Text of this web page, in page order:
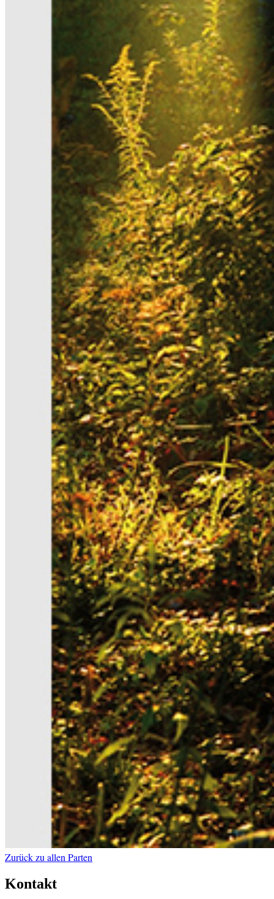
Zurück zu allen Parten
Kontakt